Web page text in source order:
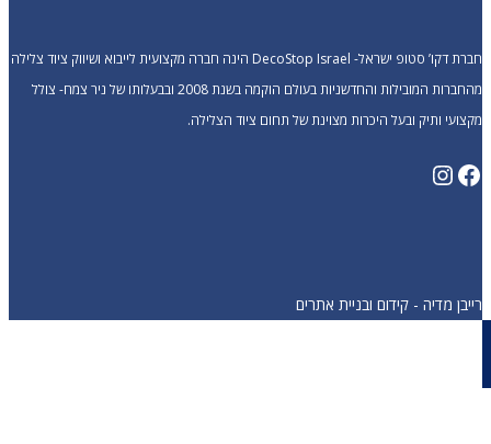
חברת דקו’ סטופ ישראל- DecoStop Israel הינה חברה מקצועית לייבוא ושיווק ציוד צלילה
מהחברות המובילות והחדשניות בעולם הוקמה בשנת 2008 ובבעלותו של ניר צמח- צולל
מקצועי ותיק ובעל היכרות מצוינת של תחום ציוד הצלילה.
Facebook
Instagram
רייבן מדיה - קידום ובניית אתרים